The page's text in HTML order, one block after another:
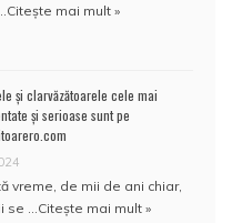
Citește mai mult »
și clarvăzătoarele cele mai
și serioase sunt pe
vreme, de mii de ani chiar,
se … Citește mai mult »